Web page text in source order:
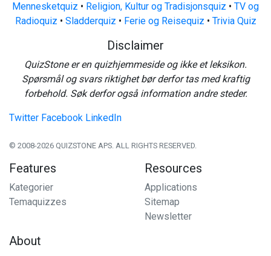
Mennesketquiz • Religion, Kultur og Tradisjonsquiz • TV og
Radioquiz • Sladderquiz • Ferie og Reisequiz • Trivia Quiz
Disclaimer
QuizStone er en quizhjemmeside og ikke et leksikon.
Spørsmål og svars riktighet bør derfor tas med kraftig
forbehold. Søk derfor også information andre steder.
Twitter Facebook LinkedIn
© 2008-2026 QUIZSTONE APS. ALL RIGHTS RESERVED.
Features
Kategorier
Temaquizzes
Resources
Applications
Sitemap
Newsletter
About